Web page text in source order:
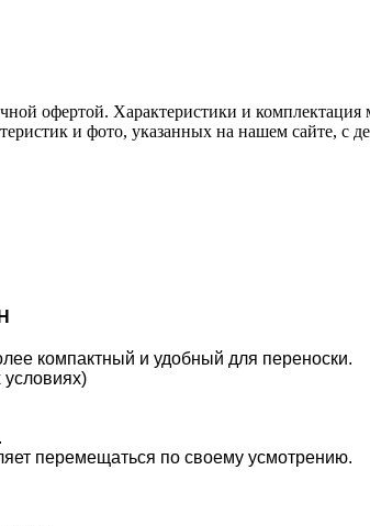
офертой. Характеристики и комплектация
и фото, указанных на нашем сайте,
компактный и удобный для переноски.
перемещаться по своему усмотрению.